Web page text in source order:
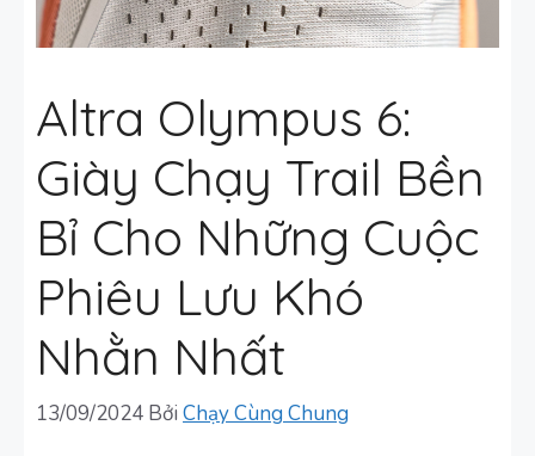
Altra Olympus 6:
Giày Chạy Trail Bền
Bỉ Cho Những Cuộc
Phiêu Lưu Khó
Nhằn Nhất
13/09/2024 Bởi Chạy Cùng Chung